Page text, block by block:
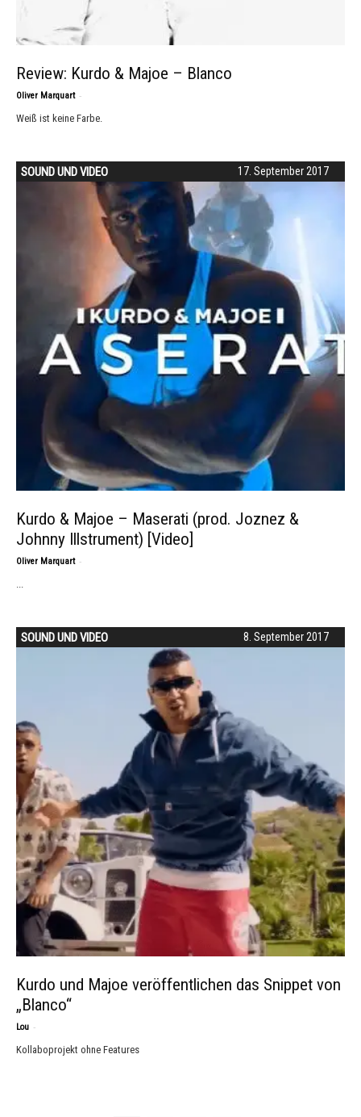
Review: Kurdo & Majoe – Blanco
Oliver Marquart -
Weiß ist keine Farbe.
17. September 2017
SOUND UND VIDEO
Kurdo & Majoe – Maserati (prod. Joznez &
Johnny Illstrument) [Video]
Oliver Marquart -
...
8. September 2017
SOUND UND VIDEO
Kurdo und Majoe veröffentlichen das Snippet von
„Blanco“
Lou -
Kollaboprojekt ohne Features